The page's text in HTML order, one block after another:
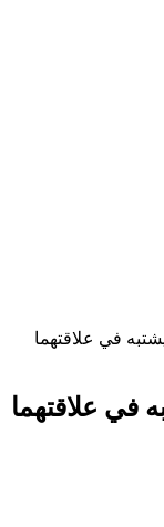
في علاقتهما
في علاقتهما